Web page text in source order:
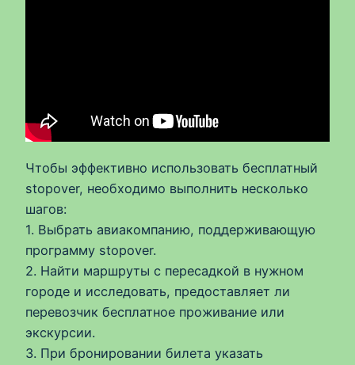
Чтобы эффективно использовать бесплатный
stopover, необходимо выполнить несколько
шагов:
1. Выбрать авиакомпанию, поддерживающую
программу stopover.
2. Найти маршруты с пересадкой в нужном
городе и исследовать, предоставляет ли
перевозчик бесплатное проживание или
экскурсии.
3. При бронировании билета указать